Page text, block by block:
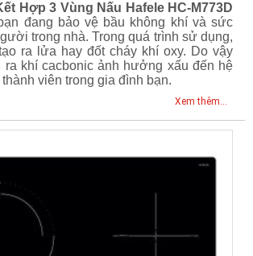
Hợp 3 Vùng Nấu Hafele HC-M773D
đang bảo vệ bầu không khí và sức
trong nhà. Trong quá trình sử dụng,
ra lửa hay đốt cháy khí oxy. Do vậy
ra khí cacbonic ảnh hưởng xấu đến hệ
viên trong gia đình bạn.
Xem thêm...